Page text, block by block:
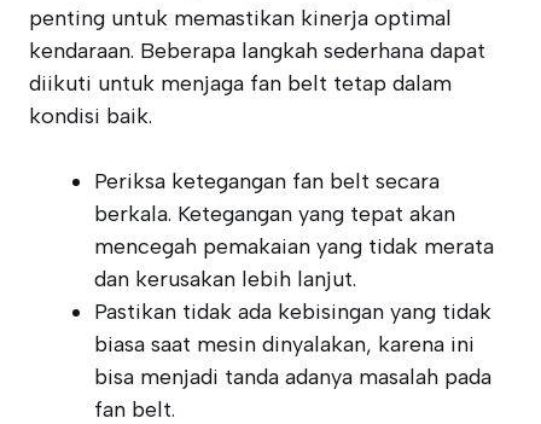
penting untuk memastikan kinerja optimal
kendaraan. Beberapa langkah sederhana dapat
diikuti untuk menjaga fan belt tetap dalam
kondisi baik.
Periksa ketegangan fan belt secara
berkala. Ketegangan yang tepat akan
mencegah pemakaian yang tidak merata
dan kerusakan lebih lanjut.
Pastikan tidak ada kebisingan yang tidak
biasa saat mesin dinyalakan, karena ini
bisa menjadi tanda adanya masalah pada
fan belt.